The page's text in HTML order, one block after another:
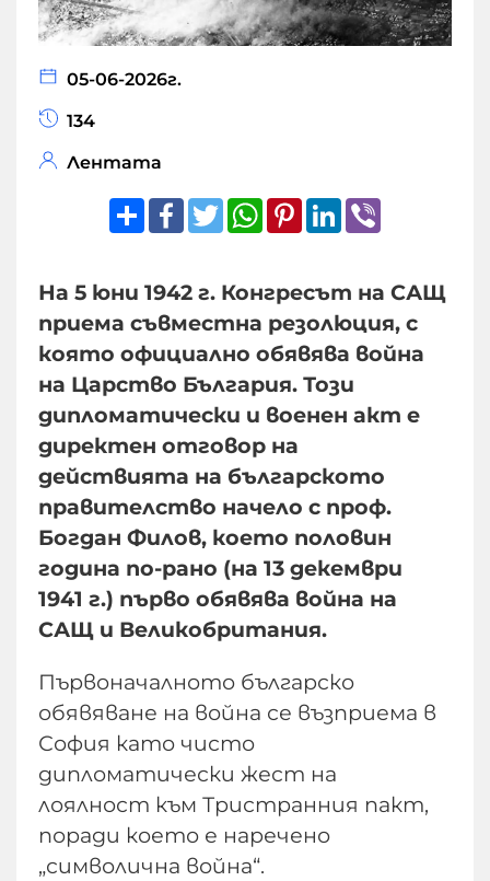
05-06-2026г.
134
Лентата
ShareFacebook
TwitterWhatsApp
Pinterest
LinkedIn
На 5 юни 1942 г. Конгресът на САЩ
приема съвместна резолюция, с
която официално обявява война
на Царство България. Този
дипломатически и военен акт е
директен отговор на
действията на българското
правителство начело с проф.
Богдан Филов, което половин
година по-рано (на 13 декември
1941 г.) първо обявява война на
САЩ и Великобритания.
Първоначалното българско
обявяване на война се възприема в
София като чисто
дипломатически жест на
лоялност към Тристранния пакт,
поради което е наречено
„символична война“.